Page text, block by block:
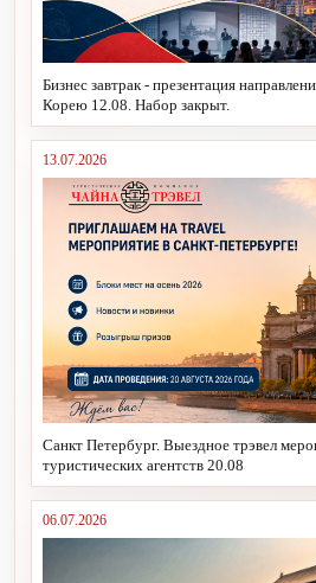
Бизнес завтрак - презентация
Корею 12.08. Набор закрыт.
13.07.2026
Санкт Петербург. Выездное трэвел
туристических агентств 20.08
06.07.2026